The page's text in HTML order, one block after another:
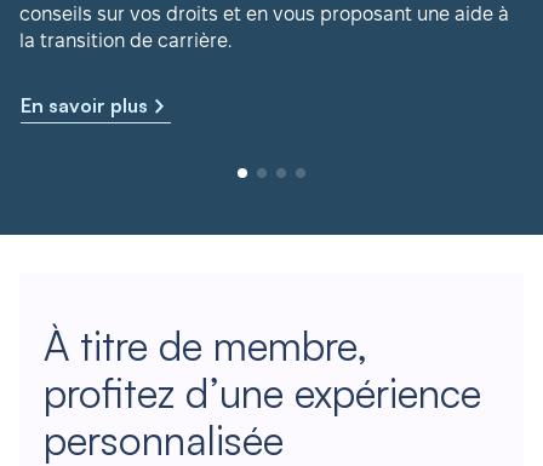
conseils sur vos droits et en vous proposant une aide à
la transition de carrière.
En savoir plus
À titre de membre,
profitez d’une expérience
personnalisée